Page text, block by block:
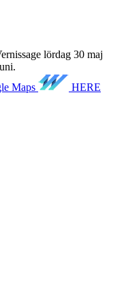
lördag 30 maj
Maps
HERE